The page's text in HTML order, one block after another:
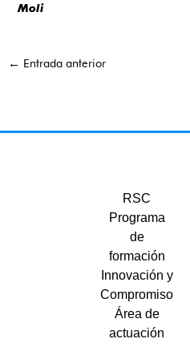
Moli
← Entrada anterior
RSC
Programa
de
formación
Innovación y
Compromiso
Área de
actuación